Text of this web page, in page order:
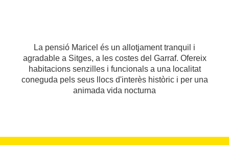
La pensió Maricel és un allotjament tranquil i
agradable a Sitges, a les costes del Garraf. Ofereix
habitacions senzilles i funcionals a una localitat
coneguda pels seus llocs d'interès històric i per una
animada vida nocturna